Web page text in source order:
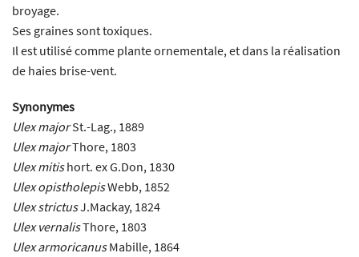
broyage.
Ses graines sont toxiques.
Il est utilisé comme plante ornementale, et dans la réalisation
de haies brise-vent.
Synonymes
Ulex majorSt.-Lag., 1889
Ulex majorThore, 1803
Ulex mitishort. ex G.Don, 1830
Ulex opistholepisWebb, 1852
Ulex strictusJ.Mackay, 1824
Ulex vernalisThore, 1803
Ulex armoricanusMabille, 1864